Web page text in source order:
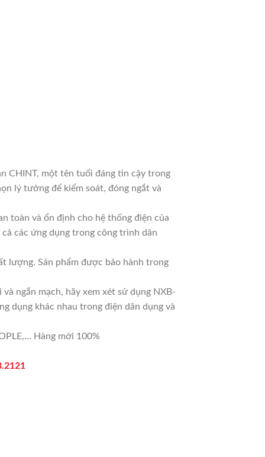
CHINT, một tên tuổi đáng tin cậy trong
lý tưởng để kiểm soát, đóng ngắt và
toàn và ổn định cho hệ thống điện của
các ứng dụng trong công trình dân
lượng. Sản phẩm được bảo hành trong
ngắn mạch, hãy xem xét sử dụng NXB-
dụng khác nhau trong điện dân dụng và
Hàng mới 100%